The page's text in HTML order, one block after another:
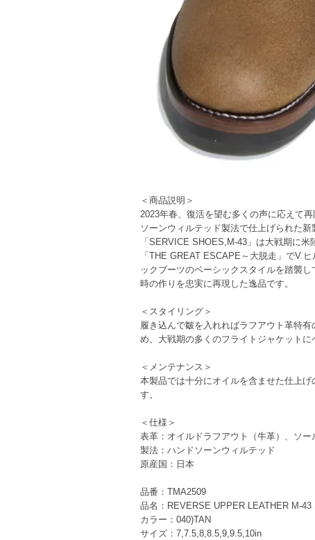
＜商品説明＞
2023年春、復活を望む多くの声に応えて
ソーンウィルテッド製法で仕上げられた新
「SERVICE SHOES,M-43」は大戦期に
「THE GREAT ESCAPE～大脱走」でV.
ックブーツのベーシックスタイルを踏襲
時の作りを忠実に再現した逸品です。
＜スタイリング＞
履き込んで皺を入れればラフアウト革特
め、大戦期の多くのフライトジャケット
＜メンテナンス＞
本製品では十分にオイルを含ませた仕上
す。
＜仕様＞
表革：オイルドラフアウト（牛革）、ソー
製法：ハンドソーンウィルテッド
原産国：日本
品番：TMA2509
品名：REVERSE UPPER LEATHER M-
カラー：040)TAN
サイズ：7,7.5,8,8.5,9,9.5,10in